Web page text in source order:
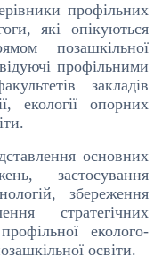
профільних
які опікуються
позашкільної
профільними
закладів
екології опорних
основних
застосування
збереження
стратегічних
еколого-
освіти.